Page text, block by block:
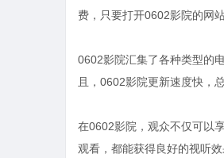
费，只要打开0602影院的网
0602影院汇集了各种类型的
且，0602影院更新速度快，
在0602影院，观众不仅可以
观看，都能获得良好的视听